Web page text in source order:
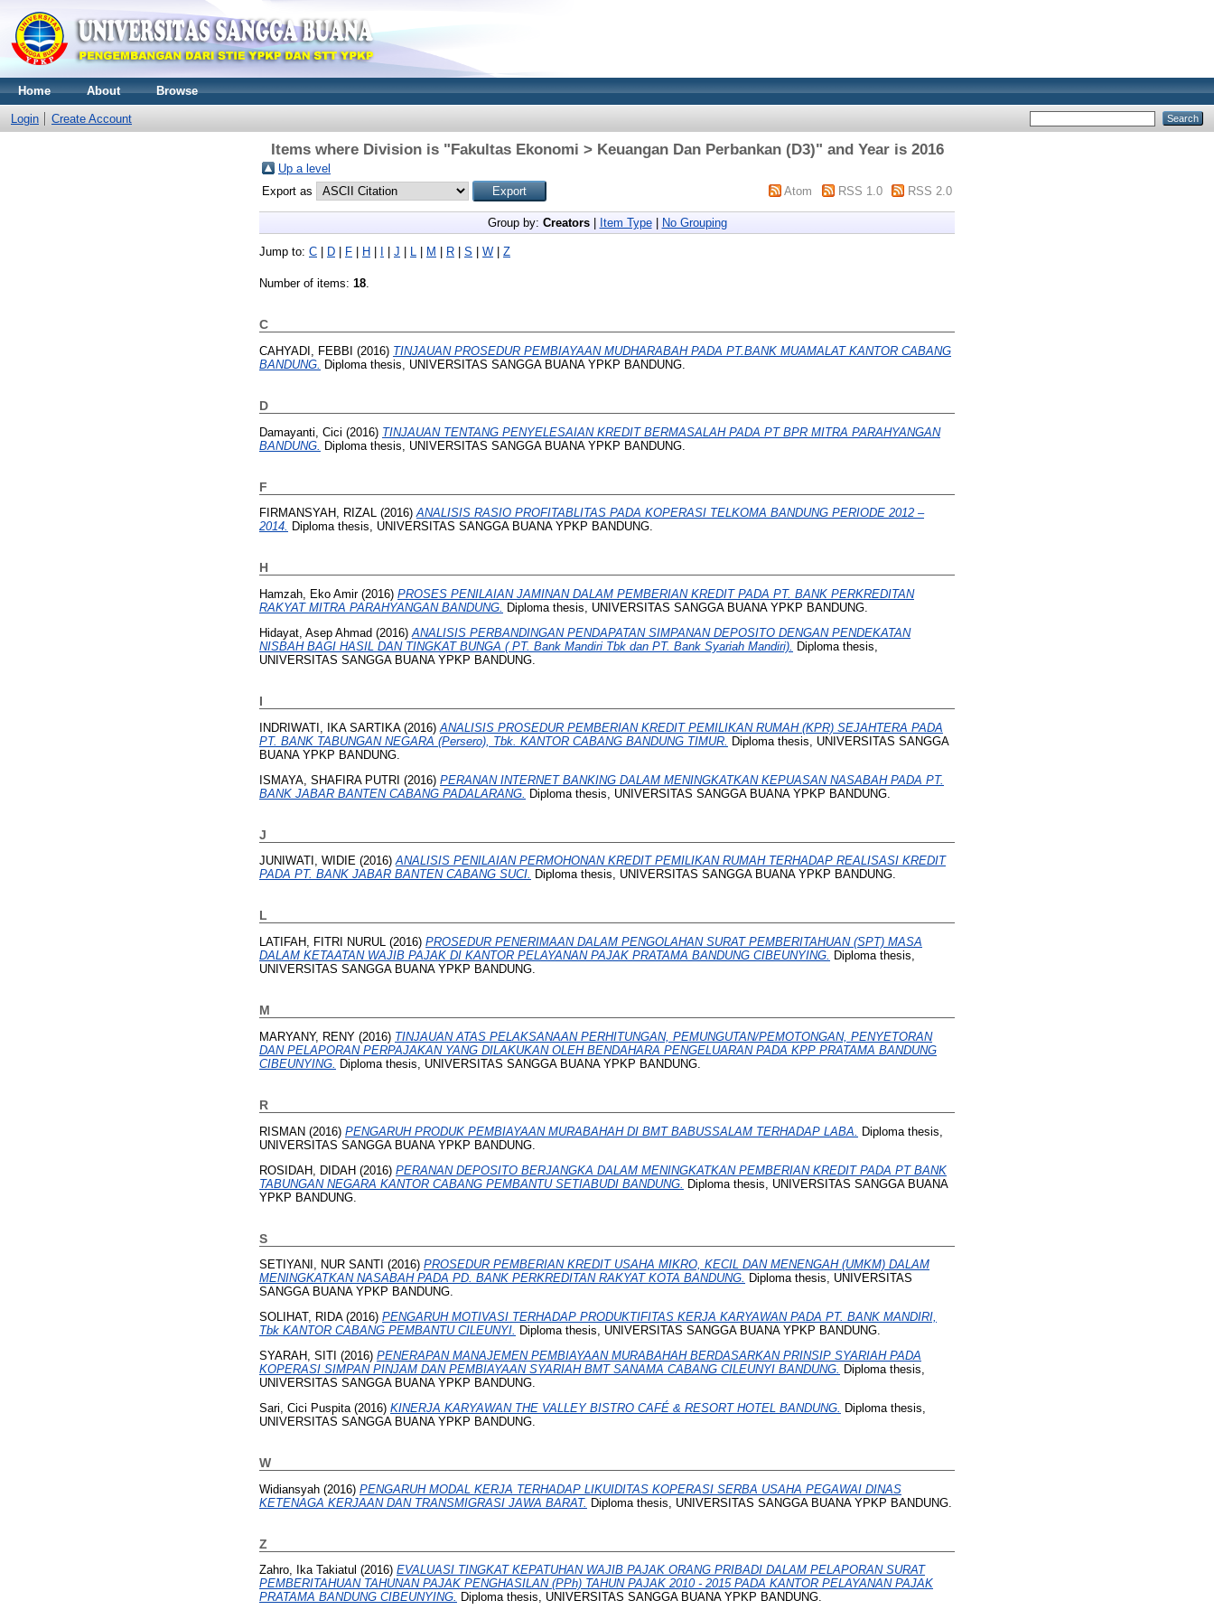
Home About Browse
Login Create Account
Items where Division is "Fakultas Ekonomi > Keuangan Dan Perbankan (D3)" and Year is 2016
Up a level
Export as
Atom RSS 1.0 RSS 2.0
Group by: Creators| Item Type| No Grouping
Jump to: C D F H J L M R S W Z
Number of items: 18.
C
CAHYADI, FEBBI (2016) TINJAUAN PROSEDUR PEMBIAYAAN MUDHARABAH PADA PT.BANK MUAMALAT KANTOR CABANG
BANDUNG.
Diploma thesis, UNIVERSITAS SANGGA BUANA YPKP BANDUNG.
D
Damayanti, Cici (2016) TINJAUAN TENTANG PENYELESAIAN KREDIT BERMASALAH PADA PT BPR MITRA PARAHYANGAN
BANDUNG. Diploma thesis, UNIVERSITAS SANGGA BUANA YPKP BANDUNG.
F
FIRMANSYAH, RIZAL (2016)ANALISIS RASIO PROFITABLITAS PADA KOPERASI TELKOMA BANDUNG PERIODE 2012 –
2014. Diploma thesis, UNIVERSITAS SANGGA BUANA YPKP BANDUNG.
H
Hamzah, Eko Amir(2016) PROSES PENILAIAN JAMINAN DALAM PEMBERIAN KREDIT PADA PT. BANK PERKREDITAN
RAKYAT MITRA PARAHYANGAN BANDUNG. Diploma thesis, UNIVERSITAS SANGGA BUANA YPKP BANDUNG.
Hidayat, Asep Ahmad (2016) ANALISIS PERBANDINGAN PENDAPATAN SIMPANAN DEPOSITO DENGAN PENDEKATAN
NISBAH BAGI HASIL DAN TINGKAT BUNGA ( PT. Bank Mandiri Tbk dan PT. Bank Syariah Mandiri).
Diploma thesis,
UNIVERSITAS SANGGA BUANA YPKP BANDUNG.
I
INDRIWATI, IKA SARTIKA(2016) ANALISIS PROSEDUR PEMBERIAN KREDIT PEMILIKAN RUMAH (KPR) SEJAHTERA PADA
PT. BANK TABUNGAN NEGARA (Persero), Tbk. KANTOR CABANG BANDUNG TIMUR.
Diploma thesis, UNIVERSITAS SANGGA
BUANA YPKP BANDUNG.
ISMAYA, SHAFIRA PUTRI (2016) PERANAN INTERNET BANKING DALAM MENINGKATKAN KEPUASAN NASABAH PADA PT.
BANK JABAR BANTEN CABANG PADALARANG. Diploma thesis, UNIVERSITAS SANGGA BUANA YPKP BANDUNG.
J
JUNIWATI, WIDIE (2016)ANALISIS PENILAIAN PERMOHONAN KREDIT PEMILIKAN RUMAH TERHADAP REALISASI KREDIT
PADA PT. BANK JABAR BANTEN CABANG SUCI. Diploma thesis, UNIVERSITAS SANGGA BUANA YPKP BANDUNG.
L
LATIFAH, FITRI NURUL (2016) PROSEDUR PENERIMAAN DALAM PENGOLAHAN SURAT PEMBERITAHUAN (SPT) MASA
DALAM KETAATAN WAJIB PAJAK DI KANTOR PELAYANAN PAJAK PRATAMA BANDUNG CIBEUNYING. Diploma thesis,
UNIVERSITAS SANGGA BUANA YPKP BANDUNG.
M
MARYANY, RENY (2016) TINJAUAN ATAS PELAKSANAAN PERHITUNGAN, PEMUNGUTAN/PEMOTONGAN, PENYETORAN
DAN PELAPORAN PERPAJAKAN YANG DILAKUKAN OLEH BENDAHARA PENGELUARAN PADA KPP PRATAMA BANDUNG
CIBEUNYING.
Diploma thesis, UNIVERSITAS SANGGA BUANA YPKP BANDUNG.
R
RISMAN (2016) PENGARUH PRODUK PEMBIAYAAN MURABAHAH DI BMT BABUSSALAM TERHADAP LABA.
Diploma thesis,
UNIVERSITAS SANGGA BUANA YPKP BANDUNG.
ROSIDAH, DIDAH (2016) PERANAN DEPOSITO BERJANGKA DALAM MENINGKATKAN PEMBERIAN KREDIT PADA PT BANK
TABUNGAN NEGARA KANTOR CABANG PEMBANTU SETIABUDI BANDUNG. Diploma thesis, UNIVERSITAS SANGGA BUANA
YPKP BANDUNG.
S
SETIYANI, NUR SANTI (2016) PROSEDUR PEMBERIAN KREDIT USAHA MIKRO, KECIL DAN MENENGAH (UMKM) DALAM
MENINGKATKAN NASABAH PADA PD. BANK PERKREDITAN RAKYAT KOTA BANDUNG. Diploma thesis, UNIVERSITAS
SANGGA BUANA YPKP BANDUNG.
SOLIHAT, RIDA(2016) PENGARUH MOTIVASI TERHADAP PRODUKTIFITAS KERJA KARYAWAN PADA PT. BANK MANDIRI,
Tbk KANTOR CABANG PEMBANTU CILEUNYI. Diploma thesis, UNIVERSITAS SANGGA BUANA YPKP BANDUNG.
SYARAH, SITI (2016) PENERAPAN MANAJEMEN PEMBIAYAAN MURABAHAH BERDASARKAN PRINSIP SYARIAH PADA
KOPERASI SIMPAN PINJAM DAN PEMBIAYAAN SYARIAH BMT SANAMA CABANG CILEUNYI BANDUNG.
Diploma thesis,
UNIVERSITAS SANGGA BUANA YPKP BANDUNG.
Sari, Cici Puspita (2016) KINERJA KARYAWAN THE VALLEY BISTRO CAFÉ & RESORT HOTEL BANDUNG.
Diploma thesis,
UNIVERSITAS SANGGA BUANA YPKP BANDUNG.
W
Widiansyah (2016) PENGARUH MODAL KERJA TERHADAP LIKUIDITAS KOPERASI SERBA USAHA PEGAWAI DINAS
KETENAGA KERJAAN DAN TRANSMIGRASI JAWA BARAT. Diploma thesis, UNIVERSITAS SANGGA BUANA YPKP BANDUNG.
Z
Zahro, Ika Takiatul (2016) EVALUASI TINGKAT KEPATUHAN WAJIB PAJAK ORANG PRIBADI DALAM PELAPORAN SURAT
PEMBERITAHUAN TAHUNAN PAJAK PENGHASILAN (PPh) TAHUN PAJAK 2010 - 2015 PADA KANTOR PELAYANAN PAJAK
PRATAMA BANDUNG CIBEUNYING. Diploma thesis, UNIVERSITAS SANGGA BUANA YPKP BANDUNG.